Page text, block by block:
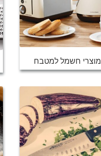
מוצרי חשמל למטבח